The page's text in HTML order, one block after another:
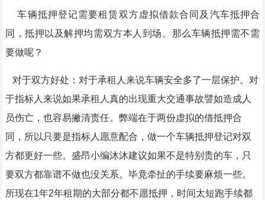
车辆抵押登记需要租赁双方虚拟借款合同及汽车抵押合
同，抵押 以及解押均需双方本人到场。那么车辆抵押需不需
要做呢？
对于双方好处：对于承租人 来说车辆安全多了一层保护。对
于指标人来说如果承租人真的出现重大交通事故譬如造成人
员伤亡，也容易撇清责任。弊端在于两份虚拟的借抵押合
同，所以只要是指标人愿意配合，做一个车辆抵押登记对双
方都更好一些。盛昂小编沐沐建议如果不是特别贵的车，只
要双方都靠谱不做也没关系。毕竟牵扯的手续要麻烦一些。
所现在1年2年租期的大部分都不愿抵押，时间太短跑手续都